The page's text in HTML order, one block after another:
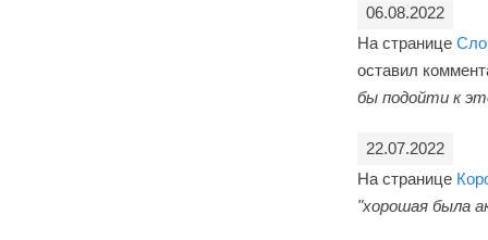
06.08.2022
На странице
оставил
бы подойти к
22.07.2022
На странице
"хорошая была